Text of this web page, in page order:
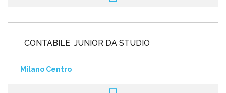
CONTABILE JUNIOR DA STUDIO
Milano Centro